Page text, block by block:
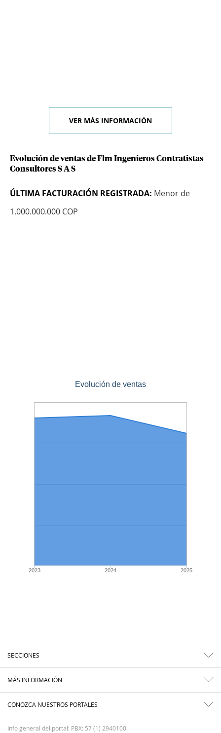
VER MÁS INFORMACIÓN
Evolución de ventas de Flm Ingenieros Contratistas
Consultores S A S
ÚLTIMA FACTURACIÓN REGISTRADA: Menor de
1.000.000.000 COP
Evolución de ventas
2023 2024 2025
SECCIONES
MÁS INFORMACIÓN
CONOZCA NUESTROS PORTALES
Info general del portal: PBX: 57 (1) 2940100.